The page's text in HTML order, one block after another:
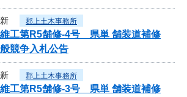
郡上土木事務所
維工第R5舗修-4号 県単 舗装道補修
競争入札公告
郡上土木事務所
維工第R5舗修-3号 県単 舗装道補修